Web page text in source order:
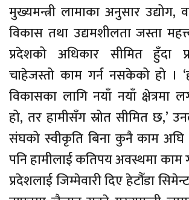
मुख्यमन्त्री लामाका अनुसार उद्योग,
विकास तथा उद्यमशीलता जस्ता
प्रदेशको अधिकार सीमित हुँदा
चाहेजस्तो काम गर्न नसकेको हो ।
विकासका लागि नयाँ नयाँ क्षेत्रमा
हो, तर हामीसँग स्रोत सीमित छ,’
संघको स्वीकृति बिना कुनै काम
पनि हामीलाई कतिपय अवस्थमा काम
प्रदेशलाई जिम्मेवारी दिए हेटौँडा